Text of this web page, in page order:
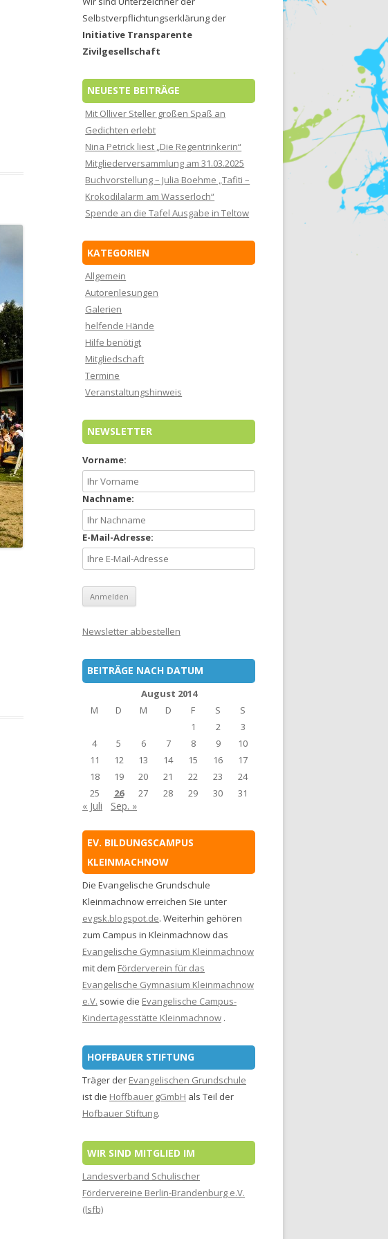
Selbstverpflichtungserklärung der
Initiative Transparente
Zivilgesellschaft
NEUESTE BEITRÄGE
Mit Olliver Steller großen Spaß an
Gedichten erlebt
Nina Petrick liest „Die Regentrinkerin“
Mitgliederversammlung am 31.03.2025
Buchvorstellung – Julia Boehme „Tafiti –
Krokodilalarm am Wasserloch“
Spende an die Tafel Ausgabe in Teltow
KATEGORIEN
Allgemein
Autorenlesungen
Galerien
helfende Hände
Hilfe benötigt
Mitgliedschaft
Termine
Veranstaltungshinweis
NEWSLETTER
Vorname:
Nachname:
E-Mail-Adresse:
Newsletter abbestellen
BEITRÄGE NACH DATUM
August 2014
M
D M D F S
S
1
2
3
4
5 6 7 8 9
10
11
12 13 14 15 16
17
18
19 20 21 22 23
24
25
26 27 28 29 30 31
« Juli Sep. »
EV. BILDUNGSCAMPUS
KLEINMACHNOW
Die Evangelische Grundschule
Kleinmachnow erreichen Sie unter
evgsk.blogspot.de. Weiterhin gehören
zum Campus in Kleinmachnow das
Evangelische Gymnasium Kleinmachnow
mit dem Förderverein für das
Evangelische Gymnasium Kleinmachnow
e.V. sowie die Evangelische Campus-
Kindertagesstätte Kleinmachnow .
HOFFBAUER STIFTUNG
Träger der Evangelischen Grundschule
ist die Hoffbauer gGmbH als Teil der
Hofbauer Stiftung.
WIR SIND MITGLIED IM
Landesverband Schulischer
Fördervereine Berlin-Brandenburg e.V.
(lsfb)